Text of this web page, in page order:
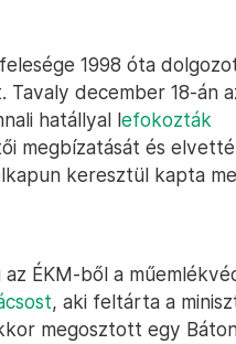
1998 óta
december 18-án
hatállyal lefokozták
megbízatását és
keresztül kapta
ÉKM-ből a
, aki feltárta a
megosztott egy